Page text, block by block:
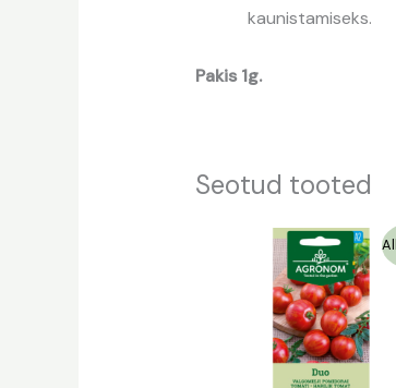
kaunistamiseks.
Pakis 1g.
Seotud tooted
Algne
hind
1,09 €.
Praegune
hind
on:
0,50 €.